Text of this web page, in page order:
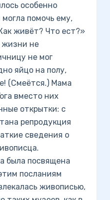
особенно
помочь ему,
живёт? Что ест?»
жизни не
не мог
яйцо на полу,
(Смеётся.) Мама
вместо них
открытки: с
репродукция
сведения о
была посвящена
посланиям
живописью,